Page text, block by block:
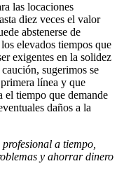
las locaciones
diez veces el valor
abstenerse de
elevados tiempos que
exigentes en la solidez
sugerimos se
línea y que
el tiempo que demande
daños a la
a tiempo,
y ahorrar dinero